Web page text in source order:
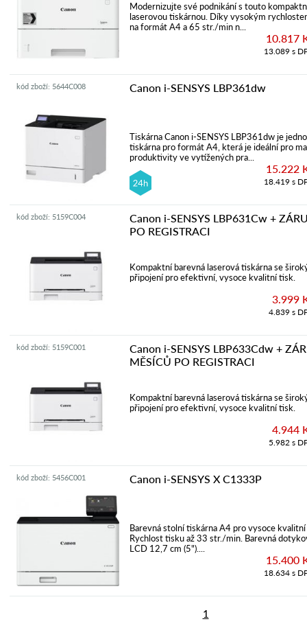
Modernizujte své podnikání s touto
laserovou tiskárnou. Díky vysokým
na formát A4 a 65 str./min n...
10.817
13.089 s
kód zboží: 5644C008 Canon i-SENSYS LBP361dw
Tiskárna Canon i-SENSYS LBP361dw je
tiskárna pro formát A4, která je ideální pro
produktivity ve vytížených pra...
15.222
18.419 s
kód zboží: 5159C004
Canon i-SENSYS LBP631Cw +
PO REGISTRACI
Kompaktní barevná laserová tiskárna se
připojení pro efektivní, vysoce kvalitní tisk.
3.999
4.839 s
kód zboží: 5159C001
Canon i-SENSYS LBP633Cdw +
MĚSÍCŮ PO REGISTRACI
Kompaktní barevná laserová tiskárna se
připojení pro efektivní, vysoce kvalitní tisk.
4.944
5.982 s
kód zboží: 5456C001 Canon i-SENSYS X C1333P
Barevná stolní tiskárna A4 pro vysoce
Rychlost tisku až 33 str./min. Barevná
LCD 12,7 cm (5")....
15.400
18.634 s
1